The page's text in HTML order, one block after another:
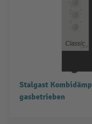
Stalgast
gasbetrieben